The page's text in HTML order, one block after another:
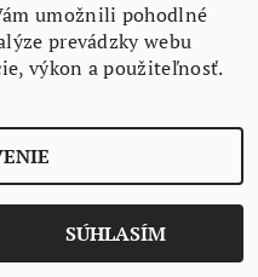
- 15M ROLKA
umožnili pohodlné
prevádzky webu
výkon a použiteľnosť.
SÚHLASÍM